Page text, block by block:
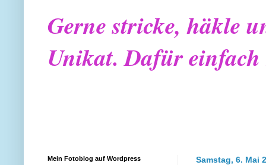
Gerne stricke, häkle
Unikat. Dafür
Samstag, 6. Mai
Mein Fotoblog auf Wordpress